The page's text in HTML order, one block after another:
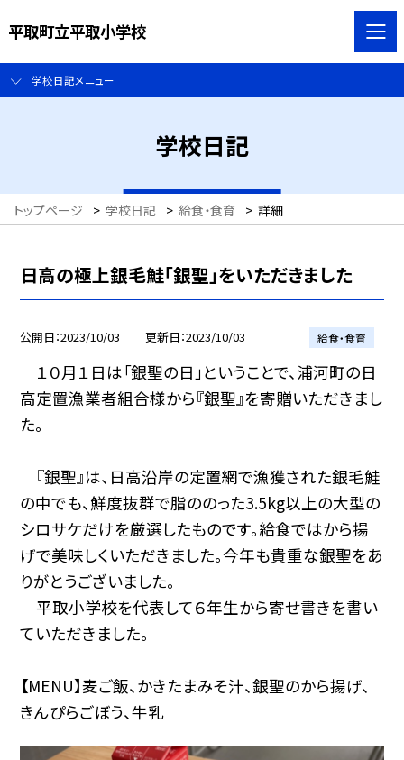
平取町立平取小学校
学校日記メニュー
学校日記
トップページ > 学校日記 > 給食・食育 > 詳細
日高の極上銀毛鮭「銀聖」をいただきました
公開日 2023/10/03 更新日 2023/10/03 給食・食育
１０月１日は「銀聖の日」ということで、浦河町の日
高定置漁業者組合様から『銀聖』を寄贈いただきまし
た。
『銀聖』は、日高沿岸の定置網で漁獲された銀毛鮭
の中でも、鮮度抜群で脂ののった3.5kg以上の大型の
シロサケだけを厳選したものです。給食ではから揚
げで美味しくいただきました。今年も貴重な銀聖をあ
りがとうございました。
平取小学校を代表して６年生から寄せ書きを書い
ていただきました。
【MENU】麦ご飯、かきたまみそ汁、銀聖のから揚げ、
きんぴらごぼう、牛乳